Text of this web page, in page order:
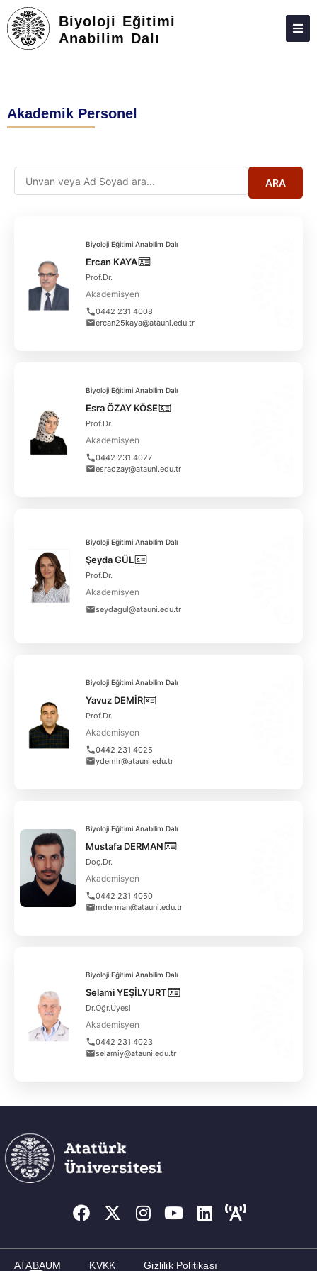
Biyoloji Eğitimi
Anabilim Dalı
LISANSÜSTÜ
TOPLUMA KATKI
Akademik Personel
ARA
Biyoloji Eğitimi Anabilim Dalı
Ercan KAYA
Prof.Dr.
Akademisyen
0442 231 4008
ercan25kaya@atauni.edu.tr
Biyoloji Eğitimi Anabilim Dalı
Esra ÖZAY KÖSE
Prof.Dr.
Akademisyen
0442 231 4027
esraozay@atauni.edu.tr
Biyoloji Eğitimi Anabilim Dalı
Şeyda GÜL
Prof.Dr.
Akademisyen
seydagul@atauni.edu.tr
Biyoloji Eğitimi Anabilim Dalı
Yavuz DEMİR
Prof.Dr.
Akademisyen
0442 231 4025
ydemir@atauni.edu.tr
Biyoloji Eğitimi Anabilim Dalı
Mustafa DERMAN
Doç.Dr.
Akademisyen
0442 231 4050
mderman@atauni.edu.tr
Biyoloji Eğitimi Anabilim Dalı
Selami YEŞİLYURT
Dr.Öğr.Üyesi
Akademisyen
0442 231 4023
selamiy@atauni.edu.tr
ATABAUM KVKK Gizlilik Politikası